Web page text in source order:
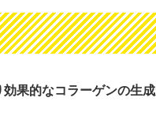
果的なコラーゲンの生成